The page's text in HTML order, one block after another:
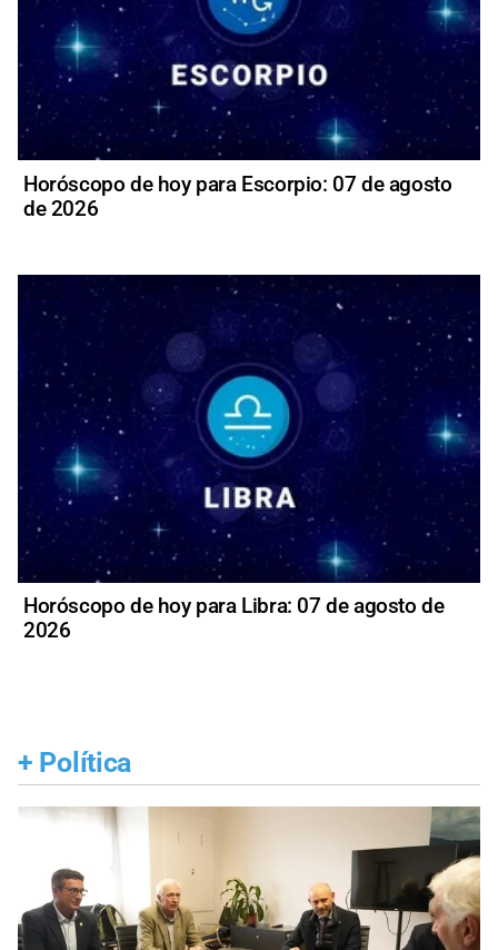
Horóscopo de hoy para Escorpio: 07 de agosto
de 2026
Horóscopo de hoy para Libra: 07 de agosto de
2026
+ Política